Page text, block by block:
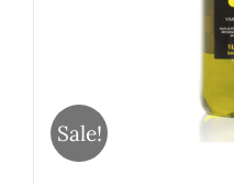
Sale!